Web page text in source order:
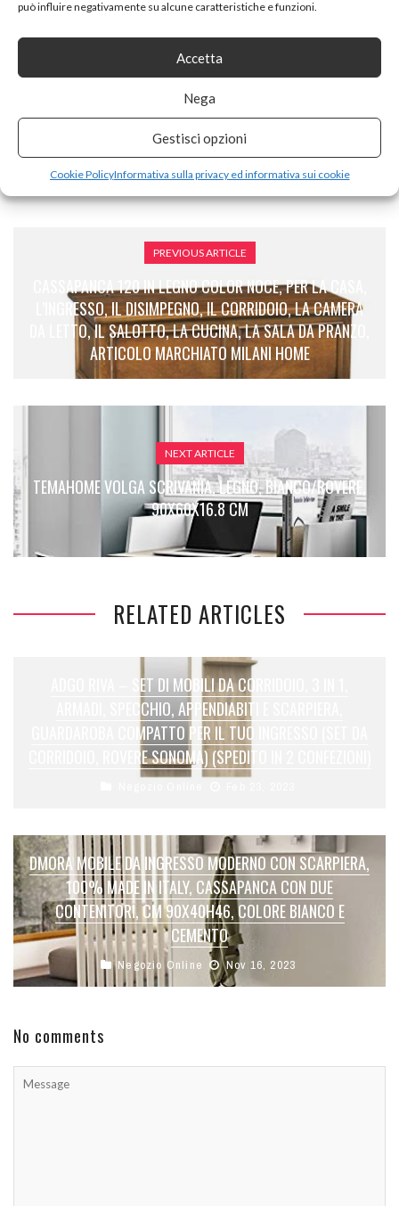
può influire negativamente su alcune caratteristiche e funzioni.
Accetta
Nega
Gestisci opzioni
Cookie PolicyInformativa sulla privacy ed informativa sui cookie
Tags:
SHARE ON
PREVIOUS ARTICLE
CASSAPANCA 120 IN LEGNO COLOR NOCE, PER LA CASA,
L’INGRESSO, IL DISIMPEGNO, IL CORRIDOIO, LA CAMERA
DA LETTO, IL SALOTTO, LA CUCINA, LA SALA DA PRANZO,
ARTICOLO MARCHIATO MILANI HOME
NEXT ARTICLE
TEMAHOME VOLGA SCRIVANIA, LEGNO, BIANCO/ROVERE,
90X60X16.8 CM
RELATED ARTICLES
ADGO RIVA – SET DI MOBILI DA CORRIDOIO, 3 IN 1,
ARMADI, SPECCHIO, APPENDIABITI E SCARPIERA,
GUARDAROBA COMPATTO PER IL TUO INGRESSO (SET DA
CORRIDOIO, ROVERE SONOMA) (SPEDITO IN 2 CONFEZIONI)
DMORA MOBILE DA INGRESSO MODERNO CON SCARPIERA,
100% MADE IN ITALY, CASSAPANCA CON DUE
CONTENITORI, CM 90X40H46, COLORE BIANCO E
CEMENTO
Negozio Online Nov 16, 2023
No comments